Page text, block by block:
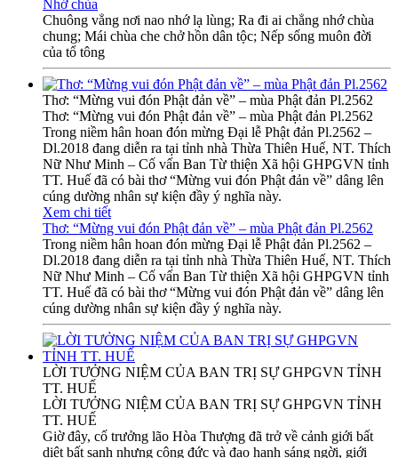
Nhớ chùa
Chuông vẳng nơi nao nhớ lạ lùng; Ra đi ai chẳng nhớ chùa
chung; Mái chùa che chở hồn dân tộc; Nếp sống muôn đời
của tổ tông
Thơ: “Mừng vui đón Phật đản về” – mùa Phật đản Pl.2562
Thơ: “Mừng vui đón Phật đản về” – mùa Phật đản Pl.2562
Trong niềm hân hoan đón mừng Đại lễ Phật đản Pl.2562 –
Dl.2018 đang diễn ra tại tỉnh nhà Thừa Thiên Huế, NT. Thích
Nữ Như Minh – Cố vấn Ban Từ thiện Xã hội GHPGVN tỉnh
TT. Huế đã có bài thơ “Mừng vui đón Phật đản về” dâng lên
cúng dường nhân sự kiện đầy ý nghĩa này.
Xem chi tiết
Thơ: “Mừng vui đón Phật đản về” – mùa Phật đản Pl.2562
Trong niềm hân hoan đón mừng Đại lễ Phật đản Pl.2562 –
Dl.2018 đang diễn ra tại tỉnh nhà Thừa Thiên Huế, NT. Thích
Nữ Như Minh – Cố vấn Ban Từ thiện Xã hội GHPGVN tỉnh
TT. Huế đã có bài thơ “Mừng vui đón Phật đản về” dâng lên
cúng dường nhân sự kiện đầy ý nghĩa này.
LỜI TƯỞNG NIỆM CỦA BAN TRỊ SỰ GHPGVN TỈNH
TT. HUẾ
LỜI TƯỞNG NIỆM CỦA BAN TRỊ SỰ GHPGVN TỈNH
TT. HUẾ
Giờ đây, cố trưởng lão Hòa Thượng đã trở về cảnh giới bất
diệt bất sanh nhưng công đức và đạo hạnh sáng ngời, giới